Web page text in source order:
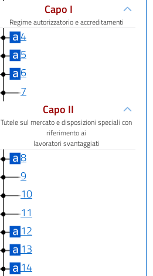
Capo I
Regime autorizzatorio e accreditamenti
4
5
6
7
Capo II
Tutele sul mercato e disposizioni speciali con
riferimento ai
lavoratori svantaggiati
8
9
10
11
12
13
14